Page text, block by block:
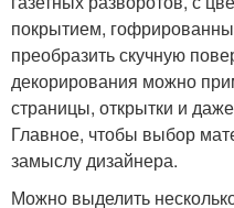
покрытием,
преобразить скучную
декорирования можно
страницы, открытки и
Главное, чтобы выбор
замыслу дизайнера.
Можно выделить